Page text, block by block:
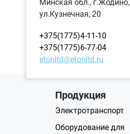
Минская обл., г.Жодино,
ул.Кузнечная, 20
+375(1775)4-11-10
+375(1775)6-77-04
etonltd@etonltd.ru
Продукция
Электротранспорт
Оборудование для